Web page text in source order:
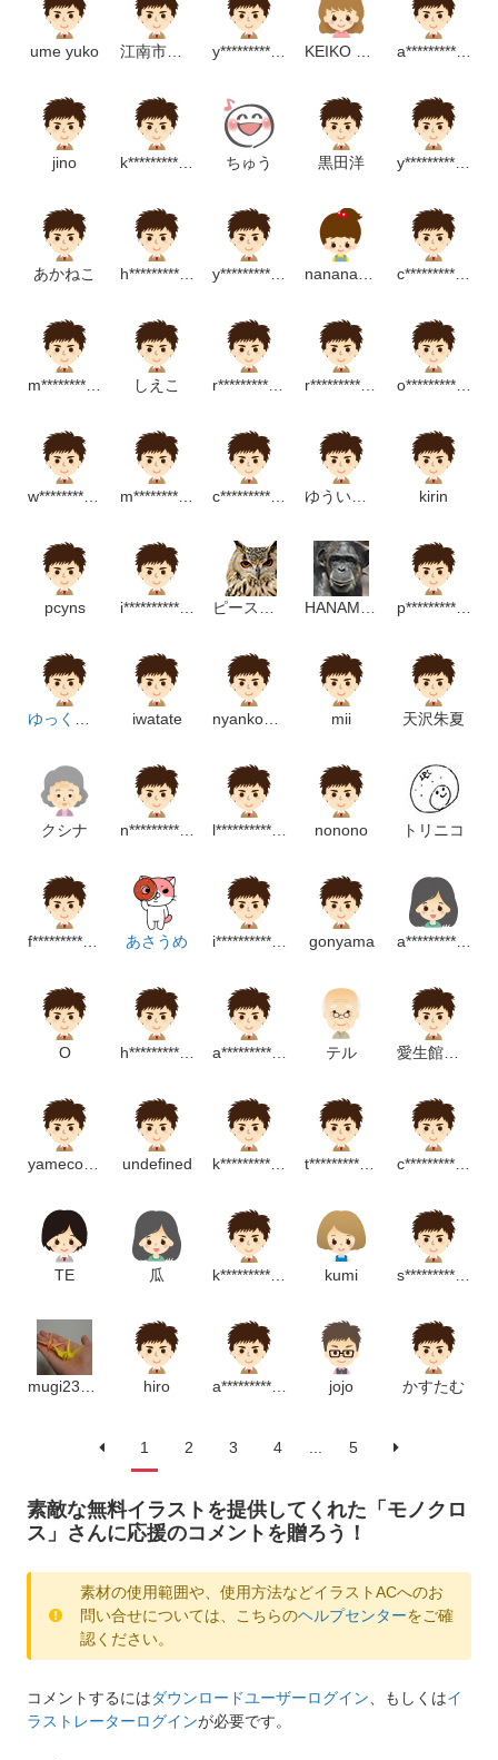
ume yuko 江南市役所地方創生推進課 y*******************p KEIKO MATSUSHITA a*****************m
jino k***************************p ちゅう 黒田洋 y********************p
あかねこ h**********************p y*****************m nananachan c**********************e
m******************m しえこ r**********************************p r*************************p o************************m
w******************p m******************p c******************m ゆういちいち kirin
pcyns i**************m ピースケフーコ HANAMATSURI p**************************m
ゆっくり… iwatate nyankoniiisan mii 天沢朱夏
クシナ n****************m l****************m nonono トリニコ
f**********************m あさうめ i**************c gonyama a**************************p
O h********************m a********************m テル 愛生館広報
yameco yameco undefined k**********************m t****************m c************************p
TE 瓜 k***************************m kumi s************************p
mugi2323go hiro a****************m jojo かすたむ
1 2 3 4 5
素敵な無料イラストを提供してくれた「モノクロ
ス」さんに応援のコメントを贈ろう！
素材の使用範囲や、使用方法などイラストACへのお
問い合せについては、こちらのヘルプセンターをご確
認ください。
コメントするにはダウンロードユーザーログイン 、もしくはイ
ラストレーターログインが必要です。